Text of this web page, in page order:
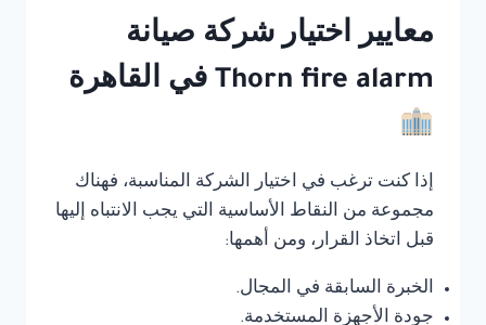
معايير اختيار شركة صيانة
Thorn fire alarm في القاهرة
إذا كنت ترغب في اختيار الشركة المناسبة، فهناك
مجموعة من النقاط الأساسية التي يجب الانتباه إليها
قبل اتخاذ القرار، ومن أهمها:
الخبرة السابقة في المجال.
جودة الأجهزة المستخدمة.